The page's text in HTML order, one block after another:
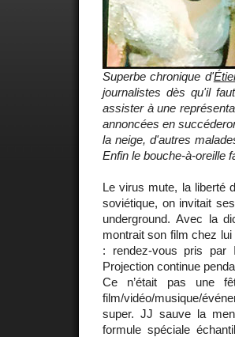
Superbe chronique d'
journalistes dès qu'il
assister à une
annoncées en
la neige, d'autres
Enfin le bouche-à-oreille
Le virus mute, la liberté
soviétique, on invitait
underground. Avec la
montrait son film chez
: rendez-vous pris par
Projection continue
Ce n’était pas une
film/vidéo/musique/
super. JJ sauve la
formule spéciale